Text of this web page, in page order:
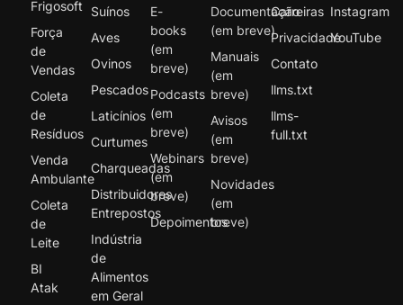
Frigosoft
Força
de
Vendas
Coleta
de
Resíduos
Venda
Ambulante
Coleta
de
Leite
BI
Atak
Suínos
Aves
Ovinos
Pescados
Laticínios
Curtumes
Charqueadas
Distribuidores
Entrepostos
Indústria
de
Alimentos
em Geral
E-
books
(em
breve)
Podcasts
(em
breve)
Webinars
(em
breve)
Depoimentos
Documentação
(em breve)
Manuais
(em
breve)
Avisos
(em
breve)
Novidades
(em
breve)
Carreiras
Privacidade
Contato
llms.txt
llms-
full.txt
Instagram
YouTube